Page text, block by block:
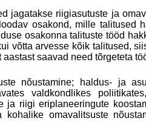
jagatakse riigiasutuste ja
osakond, mille talitused
osakonna talituste tööd
võtta arvesse kõik talitused,
saavad need tõrgeteta
nõustamine; haldus- ja
valdkondlikes
riigi eriplaneeringute
omavalitsuste